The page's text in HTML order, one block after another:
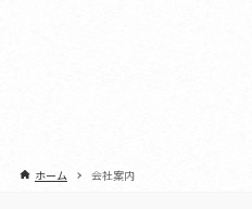
ホーム 会社案内